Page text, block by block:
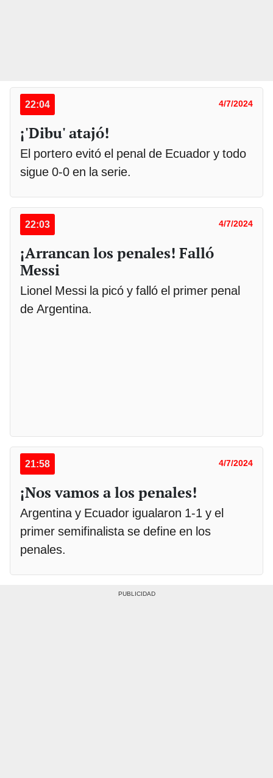
22:04 4/7/2024
¡'Dibu' atajó!
El portero evitó el penal de Ecuador y todo
sigue 0-0 en la serie.
22:03 4/7/2024
¡Arrancan los penales! Falló
Messi
Lionel Messi la picó y falló el primer penal
de Argentina.
21:58 4/7/2024
¡Nos vamos a los penales!
Argentina y Ecuador igualaron 1-1 y el
primer semifinalista se define en los
penales.